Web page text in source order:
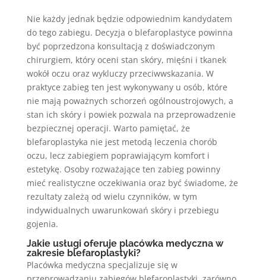
Nie każdy jednak będzie odpowiednim kandydatem
do tego zabiegu. Decyzja o blefaroplastyce powinna
być poprzedzona konsultacją z doświadczonym
chirurgiem, który oceni stan skóry, mięśni i tkanek
wokół oczu oraz wykluczy przeciwwskazania. W
praktyce zabieg ten jest wykonywany u osób, które
nie mają poważnych schorzeń ogólnoustrojowych, a
stan ich skóry i powiek pozwala na przeprowadzenie
bezpiecznej operacji. Warto pamiętać, że
blefaroplastyka nie jest metodą leczenia chorób
oczu, lecz zabiegiem poprawiającym komfort i
estetykę. Osoby rozważające ten zabieg powinny
mieć realistyczne oczekiwania oraz być świadome, że
rezultaty zależą od wielu czynników, w tym
indywidualnych uwarunkowań skóry i przebiegu
gojenia.
Jakie usługi oferuje placówka medyczna w
zakresie blefaroplastyki?
Placówka medyczna specjalizuje się w